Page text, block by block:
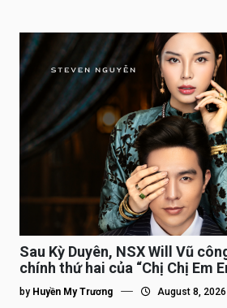
Sau Kỳ Duyên, NSX Will Vũ
chính thứ hai của “Chị Chị Em
by Huyền My Trương August 8, 2026